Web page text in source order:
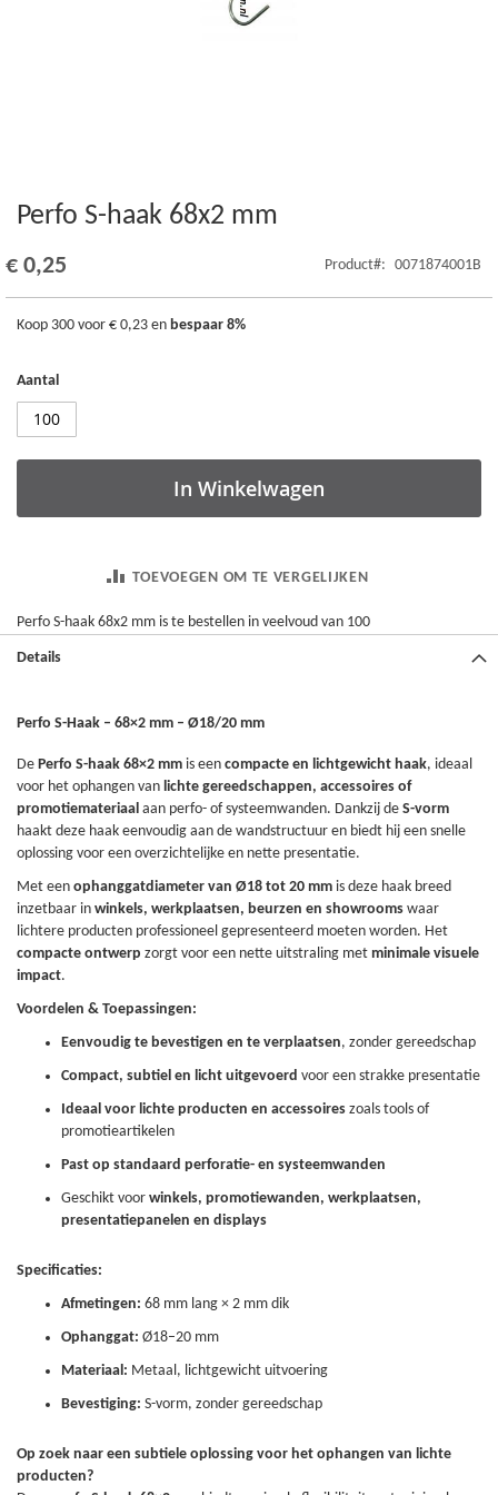
Ga
het
begin
van
de
Perfo S-haak 68x2 mm
€ 0,25 Product 0071874001B
Koop 300 voor € 0,23 en bespaar 8%
Aantal
In Winkelwagen
TOEVOEGEN OM TE VERGELIJKEN
Perfo S-haak 68x2 mm is te bestellen in veelvoud van 100
Details
Perfo S-Haak – 68×2 mm – Ø18/20 mm
De Perfo S-haak 68×2 mm is een compacte en lichtgewicht haak, ideaal
voor het ophangen van lichte gereedschappen, accessoires of
promotiemateriaal aan perfo- of systeemwanden. Dankzij de S-vorm
haakt deze haak eenvoudig aan de wandstructuur en biedt hij een snelle
oplossing voor een overzichtelijke en nette presentatie.
Met een ophanggatdiameter van Ø18 tot 20 mm is deze haak breed
inzetbaar in winkels, werkplaatsen, beurzen en showrooms waar
lichtere producten professioneel gepresenteerd moeten worden. Het
compacte ontwerp zorgt voor een nette uitstraling met minimale visuele
impact.
Voordelen & Toepassingen:
Eenvoudig te bevestigen en te verplaatsen, zonder gereedschap
Compact, subtiel en licht uitgevoerd voor een strakke presentatie
Ideaal voor lichte producten en accessoires zoals tools of
promotieartikelen
Past op standaard perforatie- en systeemwanden
Geschikt voor winkels, promotiewanden, werkplaatsen,
presentatiepanelen en displays
Specificaties:
Afmetingen: 68 mm lang × 2 mm dik
Ophanggat: Ø18–20 mm
Materiaal: Metaal, lichtgewicht uitvoering
Bevestiging: S-vorm, zonder gereedschap
Op zoek naar een subtiele oplossing voor het ophangen van lichte
producten?